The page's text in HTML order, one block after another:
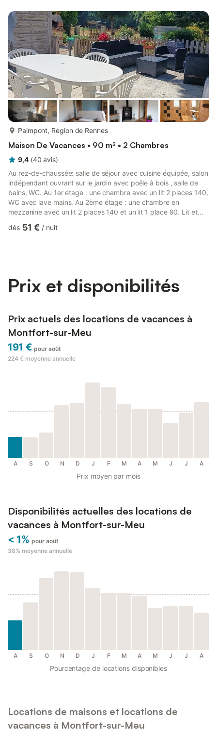
3kwh. Tarif: 15 €/semaine Vous êtes au Pays de Brocéliande, à
10 km de l'entrée de la forêt, et 15 km de la base de ...
Paimpont, Région de Rennes
Maison De Vacances • 90 m² • 2 Chambres
9,4 (40 avis)
Au rez-de-chaussée: salle de séjour avec cuisine équipée, salon
indépendant ouvrant sur le jardin avec poêle à bois , salle de
bains, WC. Au 1er étage : une chambre avec un lit 2 places 140,
WC avec lave mains. Au 2ème étage : une chambre en
mezzanine avec un lit 2 places 140 et un lit 1 place 90. Lit et
chaussée + 2 étages). Spacieux et confortable, il est situé en
dès 51 € / nuit
Prix et disponibilités
Prix actuels des locations de vacances à
Montfort-sur-Meu
191 € pour août
224 € moyenne annuelle
A S O N D J F M A M J J A
Prix moyen par mois
Disponibilités actuelles des locations de
vacances à Montfort-sur-Meu
< 1% pour août
38% moyenne annuelle
A S O N D J F M A M J J A
Pourcentage de locations disponibles
Locations de maisons et locations de
vacances à Montfort-sur-Meu